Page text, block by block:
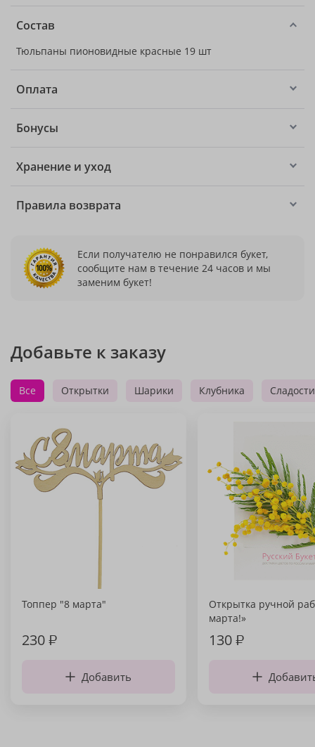
Состав
Тюльпаны пионовидные красные 19 шт
Оплата
Бонусы
Хранение и уход
Правила возврата
Если получателю не понравился букет,
сообщите нам в течение 24 часов и мы
заменим букет!
Добавьте к заказу
Все Открытки Шарики Клубника Сладости
Топпер "8 марта"
230₽
Добавить
Открытка ручной
марта!»
130₽